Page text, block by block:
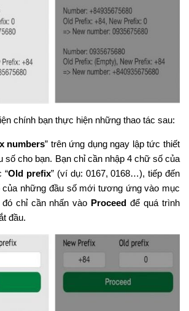
chính bạn thực hiện những thao tác sau:
numbers” trên ứng dụng ngay lập tức thiết
số cho bạn. Bạn chỉ cần nhập 4 chữ số của
“Old prefix” (ví dụ: 0167, 0168…), tiếp đến
của những đầu số mới tương ứng vào mục
đó chỉ cần nhấn vào Proceedđể quá trình
đầu.